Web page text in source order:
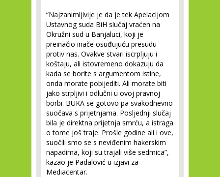
“Najzanimljivije je da je tek Apelacijom
Ustavnog suda BiH slučaj vraćen na
Okružni sud u Banjaluci, koji je
preinačio inače osuđujuću presudu
protiv nas. Ovakve stvari iscrpljuju i
koštaju, ali istovremeno dokazuju da
kada se borite s argumentom istine,
onda morate pobijediti. Ali morate biti
jako strpljivi i odlučni u ovoj pravnoj
borbi. BUKA se gotovo pa svakodnevno
suočava s prijetnjama. Posljednji slučaj
bila je direktna prijetnja smrću, a istraga
o tome još traje. Prošle godine ali i ove,
suočili smo se s neviđenim hakerskim
napadima, koji su trajali više sedmica”,
kazao je Padalović u izjavi za
Mediacentar.